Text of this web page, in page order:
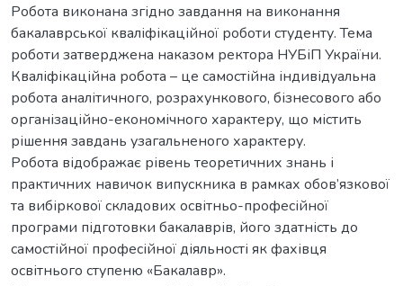
Робота виконана згідно завдання на виконання
бакалаврської кваліфікаційної роботи студенту. Тема
роботи затверджена наказом ректора НУБіП України.
Кваліфікаційна робота – це самостійна індивідуальна
робота аналітичного, розрахункового, бізнесового або
організаційно-економічного характеру, що містить
рішення завдань узагальненого характеру.
Робота відображає рівень теоретичних знань і
практичних навичок випускника в рамках обов’язкової
та вибіркової складових освітньо-професійної
програми підготовки бакалаврів, його здатність до
самостійної професійної діяльності як фахівця
освітнього ступеню «Бакалавр».